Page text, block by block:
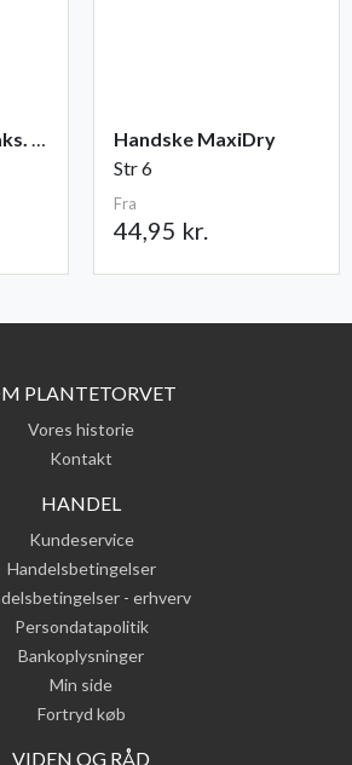
Felco beskærersaks. nr. 2
Handske MaxiDry
Str 6
Fra
44,95 kr.
PLANTETORVET
Vores historie
Kontakt
HANDEL
Kundeservice
Handelsbetingelser
- erhverv
Persondatapolitik
Bankoplysninger
Min side
Fortryd køb
VIDEN OG RÅD